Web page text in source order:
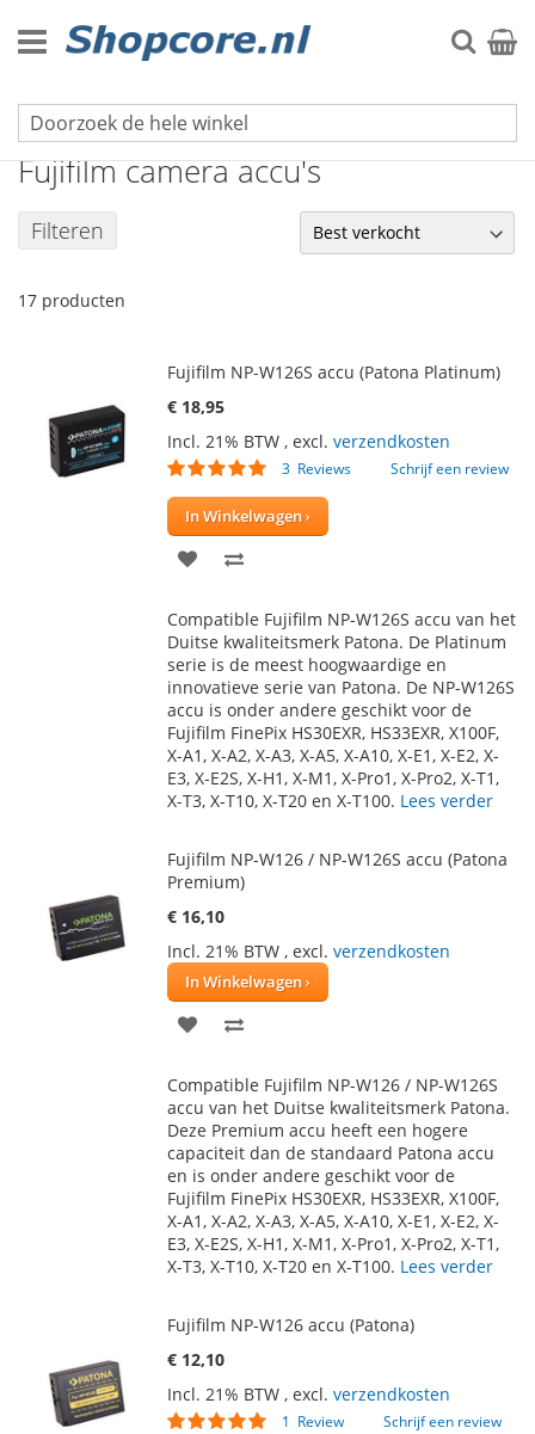
naar
de
Zoek
Foto- en videocamera accu's
Fujifilm camera accu's
Filteren
17 producten
Fujifilm NP-W126S accu (Patona Platinum)
€ 18,95
Incl. 21% BTW , excl. verzendkosten
Waardering:
3 Reviews Schrijf een review
In Winkelwagen
VOEG
AAN
VERLANGLIJST
TE
VERGELIJKEN
Compatible Fujifilm NP-W126S accu van het
Duitse kwaliteitsmerk Patona. De Platinum
serie is de meest hoogwaardige en
innovatieve serie van Patona. De NP-W126S
accu is onder andere geschikt voor de
Fujifilm FinePix HS30EXR, HS33EXR, X100F,
X-A1, X-A2, X-A3, X-A5, X-A10, X-E1, X-E2, X-
E3, X-E2S, X-H1, X-M1, X-Pro1, X-Pro2, X-T1,
X-T3, X-T10, X-T20 en X-T100. Lees verder
Fujifilm NP-W126 / NP-W126S accu (Patona
Premium)
€ 16,10
Incl. 21% BTW , excl. verzendkosten
In Winkelwagen
VOEG
AAN
VERLANGLIJST
TE
VERGELIJKEN
Compatible Fujifilm NP-W126 / NP-W126S
accu van het Duitse kwaliteitsmerk Patona.
Deze Premium accu heeft een hogere
capaciteit dan de standaard Patona accu
en is onder andere geschikt voor de
Fujifilm FinePix HS30EXR, HS33EXR, X100F,
X-A1, X-A2, X-A3, X-A5, X-A10, X-E1, X-E2, X-
E3, X-E2S, X-H1, X-M1, X-Pro1, X-Pro2, X-T1,
X-T3, X-T10, X-T20 en X-T100. Lees verder
Fujifilm NP-W126 accu (Patona)
€ 12,10
Incl. 21% BTW , excl. verzendkosten
Waardering:
1 Review Schrijf een review